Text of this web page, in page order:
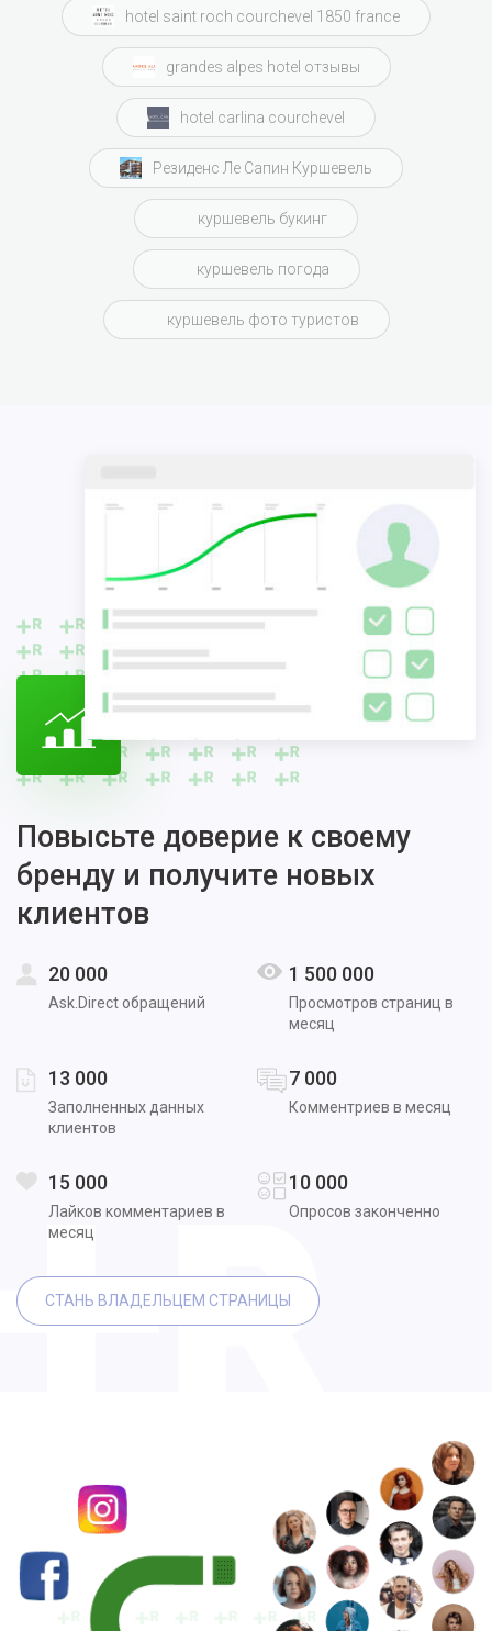
hotel saint roch courchevel 1850 france
grandes alpes hotel отзывы
hotel carlina courchevel
Резиденс Ле Сапин Куршевель
куршевель букинг
куршевель погода
куршевель фото туристов
Повысьте доверие к своему
бренду и получите новых
клиентов
20 000
Ask.Direct обращений
1 500 000
Просмотров страниц в
месяц
13 000
Заполненных данных
клиентов
7 000
Комментриев в месяц
15 000
Лайков комментариев в
месяц
10 000
Опросов законченно
СТАНЬ ВЛАДЕЛЬЦЕМ СТРАНИЦЫ